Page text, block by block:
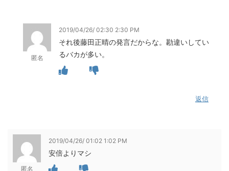
匿名
2019/04/26/ 02:30 2:30 PM
それ後藤田正晴の発言だからな。勘違いしてい
るバカが多い。
返信
匿名
2019/04/26/ 01:02 1:02 PM
安倍よりマシ